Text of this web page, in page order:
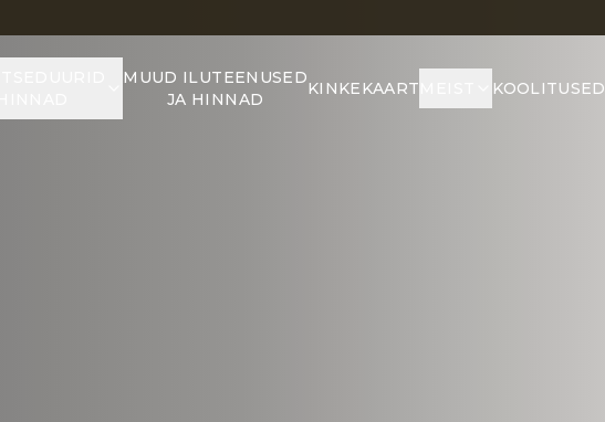
MUUD ILUTEENUSED
JA HINNAD
KINKEKAART KOOLITUSED